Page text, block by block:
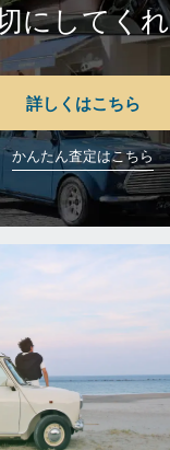
にしてく
詳しくはこちら
かんたん査定はこちら